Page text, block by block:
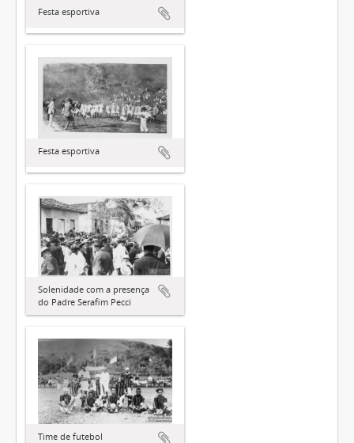
Festa esportiva
Festa esportiva
Solenidade com a presença
do Padre Serafim Pecci
Time de futebol